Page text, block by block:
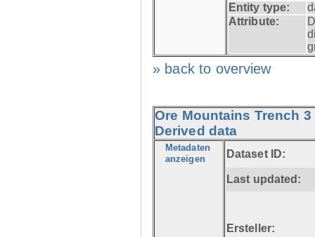
Entity type:
Attribute:
» back to overview
Ore Mountains Trench
Derived data
Metadaten
anzeigen Dataset ID:
Last updated:
Ersteller: